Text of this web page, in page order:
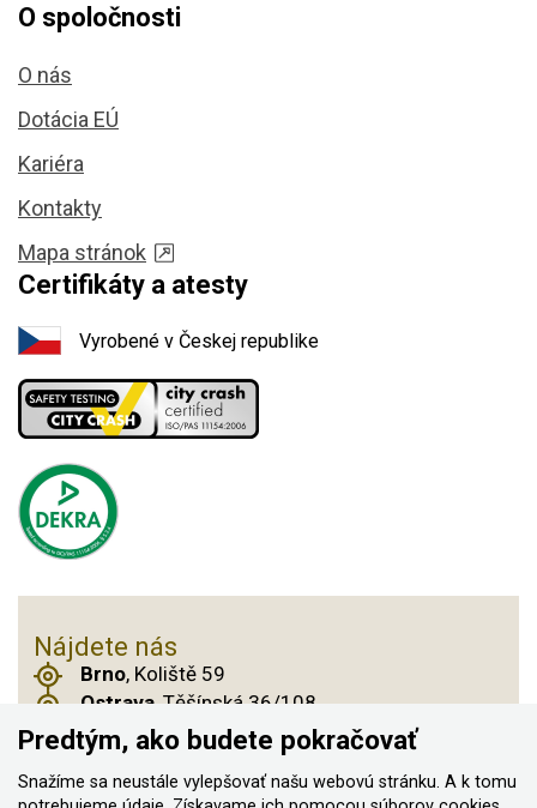
O spoločnosti
O nás
Dotácia EÚ
Kariéra
Kontakty
Mapa stránok
Certifikáty a atesty
Vyrobené v Českej republike
Nájdete nás
Brno, Koliště 59
Ostrava, Těšínská 36/108
Praha 14, Českobrodská 901
Predtým, ako budete pokračovať
Snažíme sa neustále vylepšovať našu webovú stránku. A k tomu